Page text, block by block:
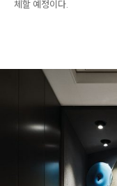
체할 예정이다.